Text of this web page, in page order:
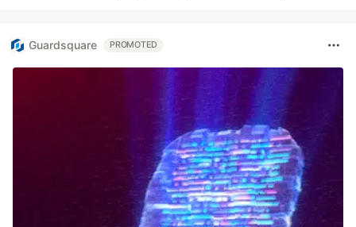
Guardsquare PROMOTED